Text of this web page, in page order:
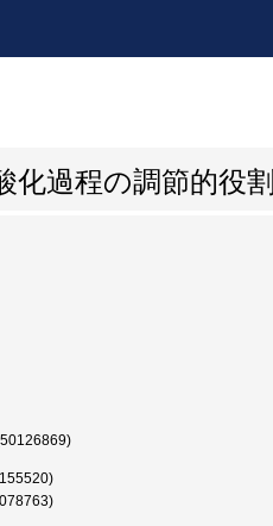
化過程の調節的役